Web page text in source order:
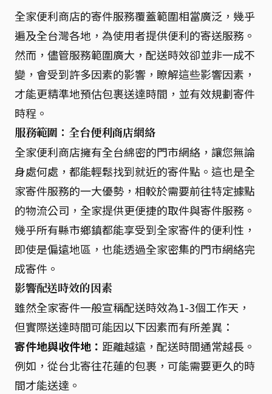
全家便利商店的寄件服務覆蓋範圍相當廣泛，幾乎
遍及全台灣各地，為使用者提供便利的寄送服務。
然而，儘管服務範圍廣大，配送時效卻並非一成不
變，會受到許多因素的影響，瞭解這些影響因素，
才能更精準地預估包裹送達時間，並有效規劃寄件
時程。
服務範圍：全台便利商店網絡
全家便利商店擁有全台綿密的門市網絡，讓您無論
身處何處，都能輕鬆找到就近的寄件點。這也是全
家寄件服務的一大優勢，相較於需要前往特定據點
的物流公司，全家提供更便捷的取件與寄件服務。
幾乎所有縣市鄉鎮都能享受到全家寄件的便利性，
即使是偏遠地區，也能透過全家密集的門市網絡完
成寄件。
影響配送時效的因素
雖然全家寄件一般宣稱配送時效為1-3個工作天，
但實際送達時間可能因以下因素而有所差異：
寄件地與收件地： 距離越遠，配送時間通常越長。
例如，從台北寄往花蓮的包裹，可能需要更久的時
間才能送達。